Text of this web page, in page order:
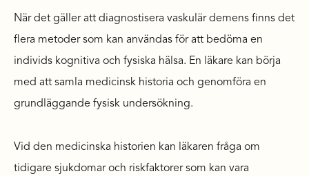
När det gäller att diagnostisera vaskulär demens finns det
flera metoder som kan användas för att bedöma en
individs kognitiva och fysiska hälsa. En läkare kan börja
med att samla medicinsk historia och genomföra en
grundläggande fysisk undersökning.
Vid den medicinska historien kan läkaren fråga om
tidigare sjukdomar och riskfaktorer som kan vara